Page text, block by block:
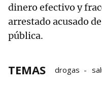
dinero efectivo y
arrestado acusado
pública.
TEMAS drogas